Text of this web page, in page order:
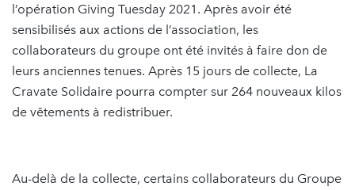
l’opération Giving Tuesday 2021. Après avoir été
sensibilisés aux actions de l’association, les
collaborateurs du groupe ont été invités à faire don de
leurs anciennes tenues. Après 15 jours de collecte, La
Cravate Solidaire pourra compter sur 264 nouveaux kilos
de vêtements à redistribuer.
Au-delà de la collecte, certains collaborateurs du Groupe